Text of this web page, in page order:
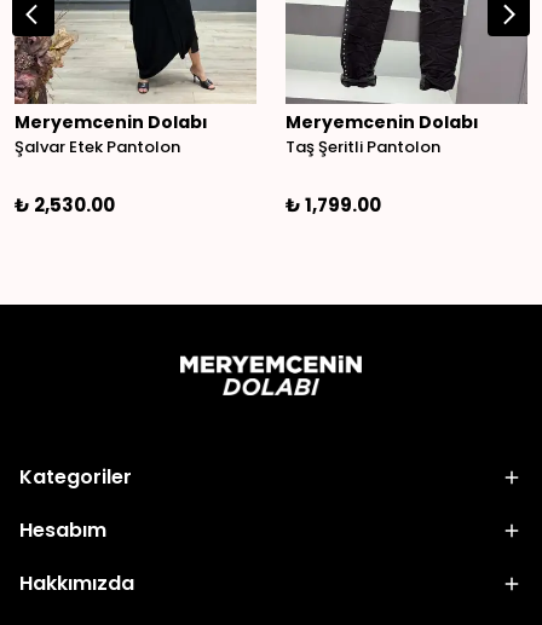
Meryemcenin Dolabı
Şalvar Etek Pantolon
₺ 2,530.00
Meryemcenin Dolabı
Taş Şeritli Pantolon
₺ 1,799.00
Kategoriler
Hesabım
Hakkımızda